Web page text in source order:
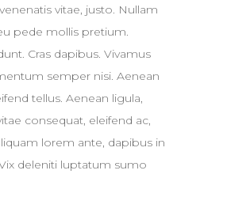
vitae, justo. Nullam
pede mollis pretium.
Cras dapibus. Vivamus
semper nisi. Aenean
tellus. Aenean ligula,
consequat, eleifend ac,
lorem ante, dapibus in
deleniti luptatum sumo